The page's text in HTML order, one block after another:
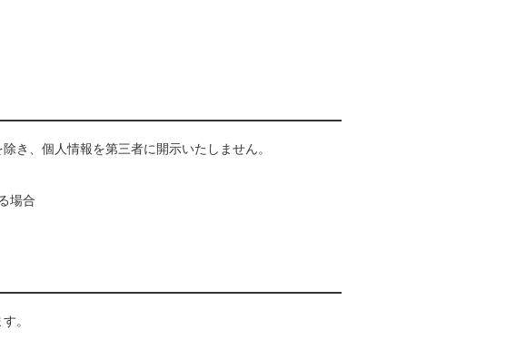
き、個人情報を第三者に開示いたしません。
場合
。